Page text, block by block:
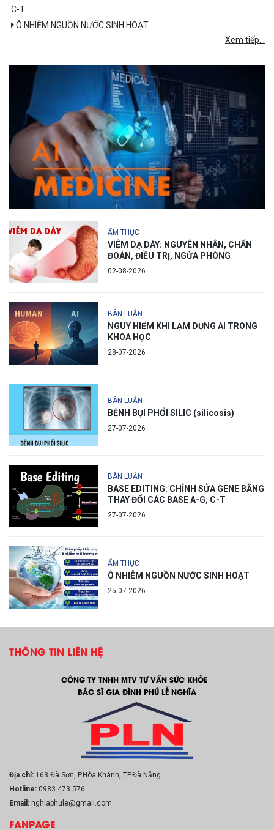
C-T
Ô NHIỄM NGUỒN NƯỚC SINH HOẠT
Xem tiếp...
ẨM THỰC
VIÊM DẠ DÀY: NGUYÊN NHÂN, CHẨN
ĐOÁN, ĐIỀU TRỊ, NGỪA PHÒNG
02-08-2026
BÀN LUẬN
NGUY HIỂM KHI LẠM DỤNG AI TRONG
KHOA HỌC
28-07-2026
BÀN LUẬN
BỆNH BỤI PHỔI SILIC (silicosis)
27-07-2026
BÀN LUẬN
BASE EDITING: CHỈNH SỬA GENE BẰNG
THAY ĐỔI CÁC BASE A-G; C-T
27-07-2026
ẨM THỰC
Ô NHIỄM NGUỒN NƯỚC SINH HOẠT
25-07-2026
THÔNG TIN LIÊN HỆ
CÔNG TY TNHH MTV TƯ VẤN SỨC KHỎE –
BÁC SĨ GIA ĐÌNH PHÚ LỄ NGHĨA
Địa chỉ: 163 Đà Sơn, P.Hòa Khánh, TP.Đà Nẵng
Hotline: 0983 473 576
Email: nghiaphule@gmail.com
FANPAGE